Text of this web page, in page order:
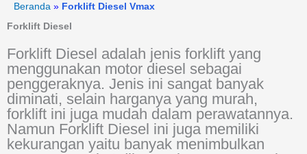
content
Lewati
ke
Beranda » Forklift Diesel Vmax
Forklift Diesel
Forklift Diesel adalah jenis forklift yang
menggunakan motor diesel sebagai
penggeraknya. Jenis ini sangat banyak
diminati, selain harganya yang murah,
forklift ini juga mudah dalam perawatannya.
Namun Forklift Diesel ini juga memiliki
kekurangan yaitu banyak menimbulkan